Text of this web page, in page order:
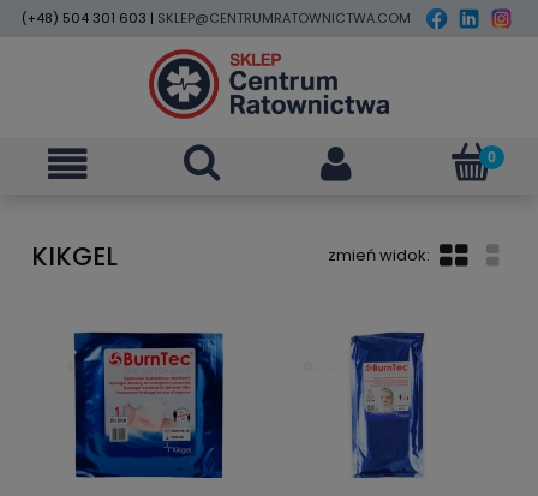
(+48) 504 301 603 | SKLEP@CENTRUMRATOWNICTWA.COM
KIKGEL